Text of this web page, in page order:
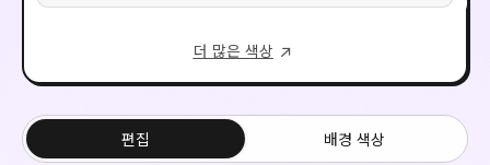
더 많은 색상
편집 배경 색상